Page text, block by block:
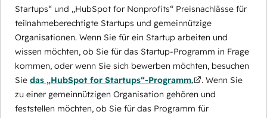
Startups“ und „HubSpot for Nonprofits“ Preisnachlässe für
teilnahmeberechtigte Startups und gemeinnützige
Organisationen. Wenn Sie für ein Startup arbeiten und
wissen möchten, ob Sie für das Startup-Programm in Frage
kommen, oder wenn Sie sich bewerben möchten, besuchen
Sie das „HubSpot for Startups“-Programm.
. Wenn Sie
zu einer gemeinnützigen Organisation gehören und
feststellen möchten, ob Sie für das Programm für